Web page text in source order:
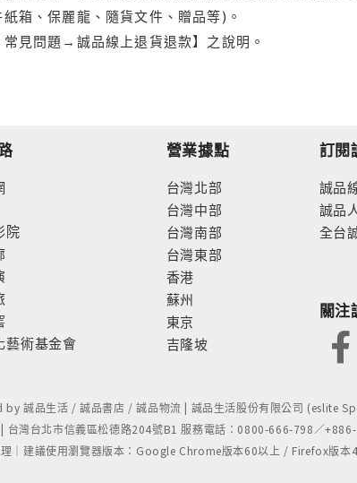
箱、保麗龍、隨貨文件、贈品等)。
見問題→誠品線上退貨退款】之說明。
院
藝術基金會
營業據點
台灣北部
台灣中部
台灣南部
台灣東部
香港
蘇州
東京
吉隆坡
訂閱
誠品
誠品
全台
關注
誠品生活 / 誠品書店 / 誠品物流 | 誠品生活股份有限公司 (eslite
台灣台北市信義區松德路204號B1 服務電話：0800-666-798／
｜建議使用瀏覽器版本：Google Chrome版本60以上 / Firefox版